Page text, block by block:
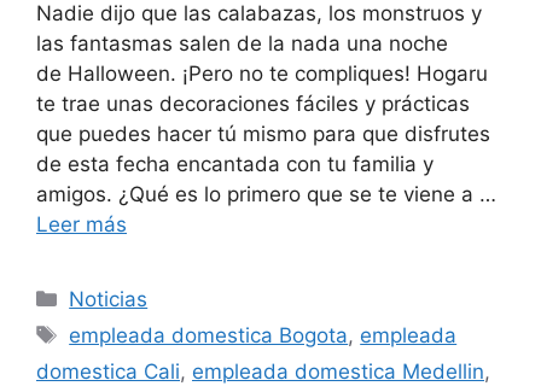
Nadie dijo que las calabazas, los monstruos y
las fantasmas salen de la nada una noche
de Halloween. ¡Pero no te compliques! Hogaru
te trae unas decoraciones fáciles y prácticas
que puedes hacer tú mismo para que disfrutes
de esta fecha encantada con tu familia y
amigos. ¿Qué es lo primero que se te viene a …
Leer más
Categorías
Noticias
Etiquetas
empleada domestica Bogota, empleada
domestica Cali, empleada domestica Medellin,